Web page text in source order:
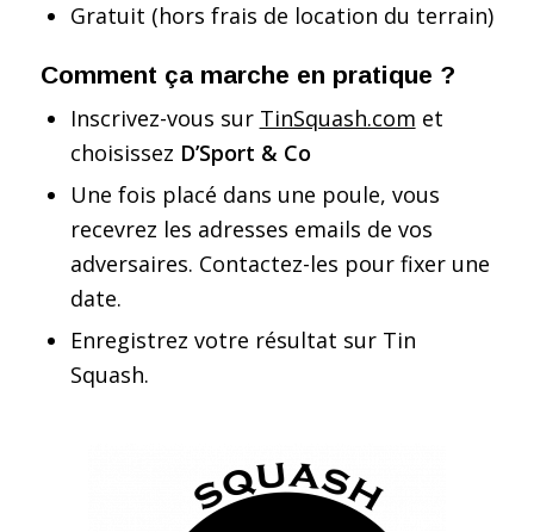
Gratuit (hors frais de location du terrain)
Comment ça marche en pratique ?
Inscrivez-vous sur TinSquash.com et
choisissez D’Sport & Co
Une fois placé dans une poule, vous
recevrez les adresses emails de vos
adversaires. Contactez-les pour fixer une
date.
Enregistrez votre résultat sur Tin
Squash.